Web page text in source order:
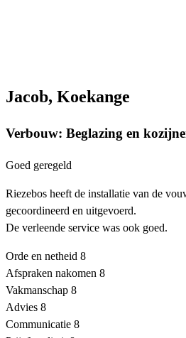
Jacob, Koekange
Verbouw: Beglazing en
Goed geregeld
Riezebos heeft de installatie van de
gecoordineerd en uitgevoerd.
De verleende service was ook goed.
Orde en netheid 8
Afspraken nakomen 8
Vakmanschap 8
Advies 8
Communicatie 8